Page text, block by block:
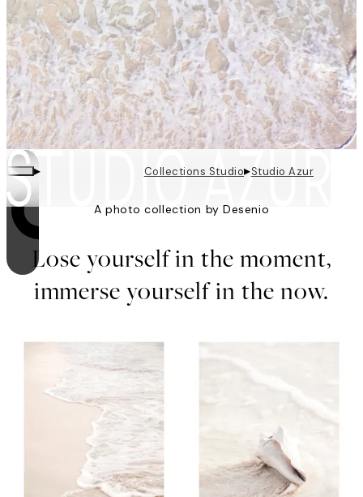
La boucle est activée
▸ Collections Studio▸Studio Azur
A photo collection by Desenio
Lose yourself in the moment,
immerse yourself in the now.